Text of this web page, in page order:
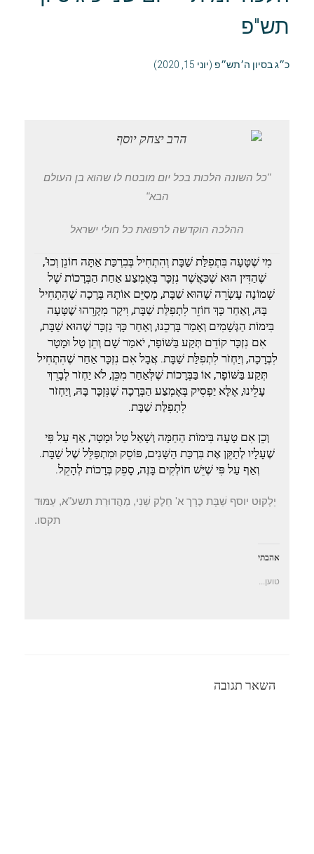
תש"פ
כ״ג בסיון ה׳תש״פ (יוני 15, 2020)
"כל השונה הלכות בכל יום מובטח לו שהוא בן העולם
הבא"
ההלכה הוקדשה לרפואת כל חולי ישראל
מִי שֶׁטָּעָה בִּתְפִלַּת שַׁבָּת וְהִתְחִיל בְּבִרְכַּת אַתָּה חוֹנֵן וְכוּ',
שֶׁהַדִּין הוּא שֶׁכַּאֲשֶׁר נִזְכָּר בְּאֶמְצַע אַחַת הַבְּרָכוֹת שֶׁל
שְׁמוֹנֶה עֶשְׂרֵה שֶׁהוּא שַׁבָּת, מְסַיֵּם אוֹתָהּ בְּרָכָה שֶׁהִתְחִיל
בָּהּ, וְאַחַר כָּךְ חוֹזֵר לִתְפִלַּת שַׁבָּת, וִיקָר מִקְרֵהוּ שֶׁטָּעָה
בִּימוֹת הַגְּשָׁמִים וְאָמַר בָּרְכֵנוּ, וְאַחַר כָּךְ נִזְכָּר שֶׁהוּא שַׁבָּת,
אִם נִזְכָּר קוֹדֵם תְּקַע בַּשּׁוֹפָר, יֹאמַר שָׁם וְתֵן טָל וּמָטָר
לִבְרָכָה, וְיַחְזֹר לִתְפִלַּת שַׁבָּת. אֲבָל אִם נִזְכָּר אַחַר שֶׁהִתְחִיל
תְּקַע בַּשּׁוֹפָר, אוֹ בַּבְּרָכוֹת שֶׁלְּאַחַר מִכֵּן, לֹא יַחְזֹר לְבָרֵךְ
עָלֵינוּ, אֶלָּא יַפְסִיק בְּאֶמְצַע הַבְּרָכָה שֶׁנִּזְכָּר בָּהּ, וְיַחְזֹר
לִתְפִלַּת שַׁבָּת.
וְכֵן אִם טָעָה בִּימוֹת הַחַמָּה וְשָׁאַל טַל וּמָטָר, אַף עַל פִּי
שֶׁעָלָיו לְתַקֵּן אֶת בִּרְכַּת הַשָּׁנִים, פּוֹסֵק וּמִתְפַּלֵּל שֶׁל שַׁבָּת.
וְאַף עַל פִּי שֶׁיֵּשׁ חוֹלְקִים בָּזֶה, סָפֵק בְּרָכוֹת לְהָקֵל.
יַלְקוּט יוסף שַׁבָּת כֶּרָך א' חֵלֶק שֵׁנִי, מַהֲדוּרַת תשע"א, עַמּוּד
תקסו.
אהבתי
טוען...
השאר תגובה